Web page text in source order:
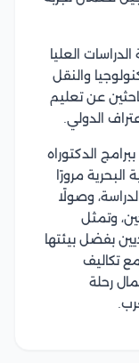
العليا
والنقل
عن تعليم
الدولي.
الدكتوراه
مرورًا
وصولًا
وتمثل
بفضل بيئتها
تكاليف
رحلة